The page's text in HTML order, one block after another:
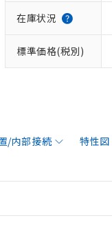
在庫状況
標準価格(税別)
/内部接続 特性図